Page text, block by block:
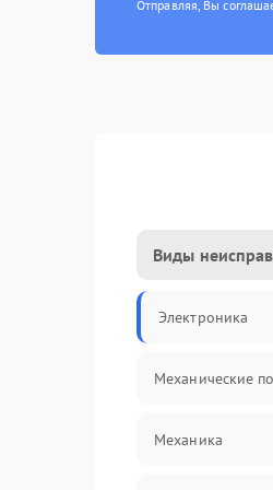
Отправляя, Вы
Виды
Электроника
Механические
Механика